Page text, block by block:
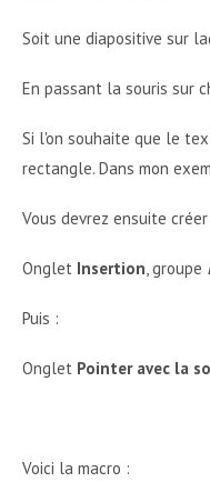
Soit une diapositive sur
En passant la souris sur
Si l'on souhaite que le
rectangle. Dans mon
Vous devrez ensuite
Onglet Insertion , groupe
Puis :
Onglet Pointer avec la
Voici la macro :